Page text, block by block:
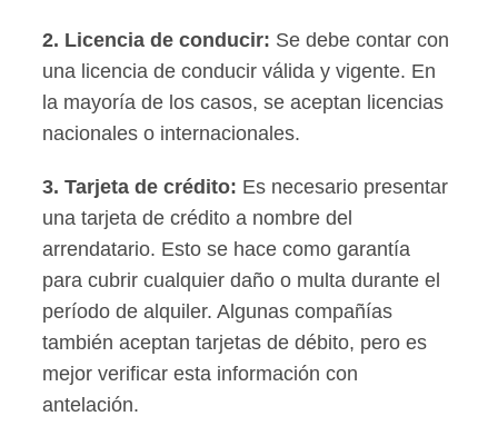
2. Licencia de conducir: Se debe contar con
una licencia de conducir válida y vigente. En
la mayoría de los casos, se aceptan licencias
nacionales o internacionales.
3.Tarjeta de crédito: Es necesario presentar
una tarjeta de crédito a nombre del
arrendatario. Esto se hace como garantía
para cubrir cualquier daño o multa durante el
período de alquiler. Algunas compañías
también aceptan tarjetas de débito, pero es
mejor verificar esta información con
antelación.